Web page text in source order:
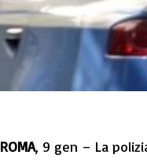
ROMA, 9 gen – La